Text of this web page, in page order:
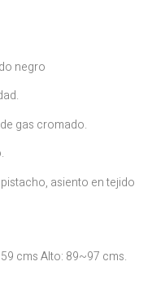
negro
gas cromado.
asiento en tejido
cms Alto: 89~97 cms.